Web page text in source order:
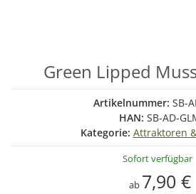
Green Lipped
Artikelnummer: SB-
HAN: SB-AD-
Kategorie: Attraktoren
Sofort verfügbar
ab 7,90 €